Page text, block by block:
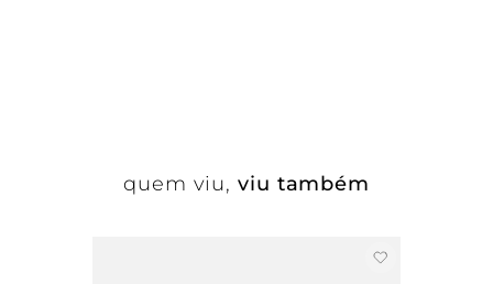
quem viu, viu também